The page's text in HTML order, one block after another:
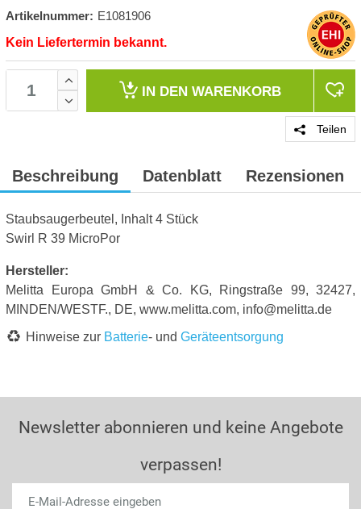
Artikelnummer: E1081906
Kein Liefertermin bekannt.
IN DEN WARENKORB
Teilen
Beschreibung Datenblatt Rezensionen
Staubsaugerbeutel, Inhalt 4 Stück
Swirl R 39 MicroPor
Hersteller:
Melitta Europa GmbH & Co. KG, Ringstraße 99, 32427,
MINDEN/WESTF., DE, www.melitta.com, info@melitta.de
Hinweise zur Batterie- und Geräteentsorgung
Newsletter abonnieren und keine Angebote
verpassen!